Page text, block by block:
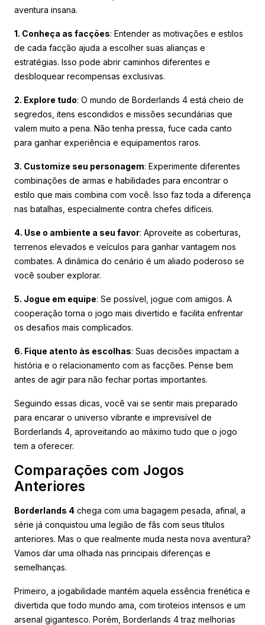
aventura insana.
1. Conheça as facções: Entender as motivações e estilos
de cada facção ajuda a escolher suas alianças e
estratégias. Isso pode abrir caminhos diferentes e
desbloquear recompensas exclusivas.
2. Explore tudo: O mundo de Borderlands 4 está cheio de
segredos, itens escondidos e missões secundárias que
valem muito a pena. Não tenha pressa, fuce cada canto
para ganhar experiência e equipamentos raros.
3. Customize seu personagem: Experimente diferentes
combinações de armas e habilidades para encontrar o
estilo que mais combina com você. Isso faz toda a diferença
nas batalhas, especialmente contra chefes difíceis.
4. Use o ambiente a seu favor: Aproveite as coberturas,
terrenos elevados e veículos para ganhar vantagem nos
combates. A dinâmica do cenário é um aliado poderoso se
você souber explorar.
5. Jogue em equipe: Se possível, jogue com amigos. A
cooperação torna o jogo mais divertido e facilita enfrentar
os desafios mais complicados.
6. Fique atento às escolhas: Suas decisões impactam a
história e o relacionamento com as facções. Pense bem
antes de agir para não fechar portas importantes.
Seguindo essas dicas, você vai se sentir mais preparado
para encarar o universo vibrante e imprevisível de
Borderlands 4, aproveitando ao máximo tudo que o jogo
tem a oferecer.
Comparações com Jogos
Anteriores
Borderlands 4 chega com uma bagagem pesada, afinal, a
série já conquistou uma legião de fãs com seus títulos
anteriores. Mas o que realmente muda nesta nova aventura?
Vamos dar uma olhada nas principais diferenças e
semelhanças.
Primeiro, a jogabilidade mantém aquela essência frenética e
divertida que todo mundo ama, com tiroteios intensos e um
arsenal gigantesco. Porém, Borderlands 4 traz melhorias